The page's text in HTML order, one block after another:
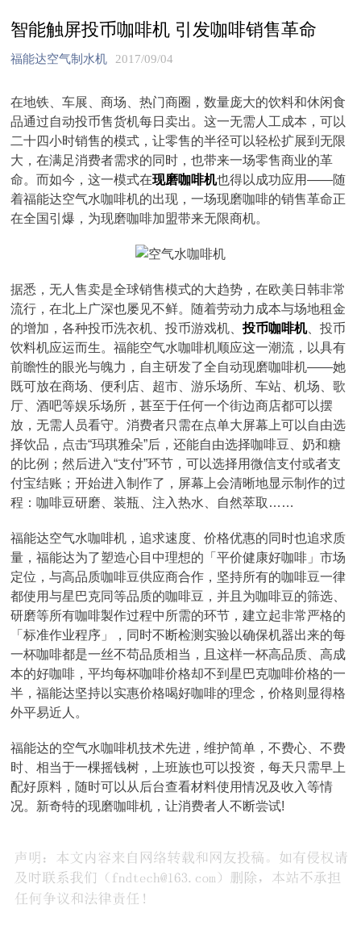
智能触屏投币咖啡机 引发咖啡销售革命
福能达空气制水机 2017/09/04
在地铁、车展、商场、热门商圈，数量庞大的饮料和休闲食
品通过自动投币售货机每日卖出。这一无需人工成本，可以
二十四小时销售的模式，让零售的半径可以轻松扩展到无限
大，在满足消费者需求的同时，也带来一场零售商业的革
命。而如今，这一模式在现磨咖啡机也得以成功应用——随
着福能达空气水咖啡机的出现，一场现磨咖啡的销售革命正
在全国引爆，为现磨咖啡加盟带来无限商机。
据悉，无人售卖是全球销售模式的大趋势，在欧美日韩非常
流行，在北上广深也屡见不鲜。随着劳动力成本与场地租金
的增加，各种投币洗衣机、投币游戏机、投币咖啡机、投币
饮料机应运而生。福能空气水咖啡机顺应这一潮流，以具有
前瞻性的眼光与魄力，自主研发了全自动现磨咖啡机——她
既可放在商场、便利店、超市、游乐场所、车站、机场、歌
厅、酒吧等娱乐场所，甚至于任何一个街边商店都可以摆
放，无需人员看守。消费者只需在点单大屏幕上可以自由选
择饮品，点击“玛琪雅朵”后，还能自由选择咖啡豆、奶和糖
的比例；然后进入“支付”环节，可以选择用微信支付或者支
付宝结账；开始进入制作了，屏幕上会清晰地显示制作的过
程：咖啡豆研磨、装瓶、注入热水、自然萃取……
福能达空气水咖啡机，追求速度、价格优惠的同时也追求质
量，福能达为了塑造心目中理想的「平价健康好咖啡」市场
定位，与高品质咖啡豆供应商合作，坚持所有的咖啡豆一律
都使用与星巴克同等品质的咖啡豆，并且为咖啡豆的筛选、
研磨等所有咖啡製作过程中所需的环节，建立起非常严格的
「标准作业程序」，同时不断检测实验以确保机器出来的每
一杯咖啡都是一丝不苟品质相当，且这样一杯高品质、高成
本的好咖啡，平均每杯咖啡价格却不到星巴克咖啡价格的一
半，福能达坚持以实惠价格喝好咖啡的理念，价格则显得格
外平易近人。
福能达的空气水咖啡机技术先进，维护简单，不费心、不费
时、相当于一棵摇钱树，上班族也可以投资，每天只需早上
配好原料，随时可以从后台查看材料使用情况及收入等情
况。新奇特的现磨咖啡机，让消费者人不断尝试!